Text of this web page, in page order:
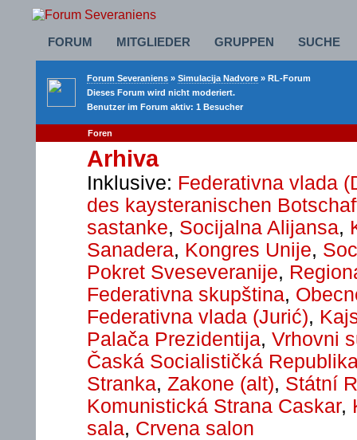
FORUM MITGLIEDER GRUPPEN SUCHE
Forum Severaniens » Simulacija Nadvore » RL-Forum
Dieses Forum wird nicht moderiert.
Benutzer im Forum aktiv: 1 Besucher
Foren
Arhiva
Inklusive: Federativna vlada
des kaysteranischen
sastanke, Socijalna Alijansa,
Sanadera, Kongres Unije,
Pokret Sveseveranije,
Federativna skupština,
Federativna vlada (Jurić),
Palača Prezidentija, Vrhovni
Časká Socialističká
Stranka, Zakone (alt), Státní
Komunistická Strana Caskar,
sala, Crvena salon